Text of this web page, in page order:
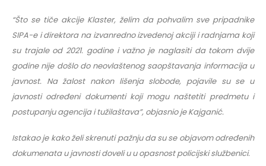
“Što se tiče akcije Klaster, želim da pohvalim sve pripadnike
SIPA-e i direktora na izvanredno izvedenoj akciji i radnjama koji
su trajale od 2021. godine i važno je naglasiti da tokom dvije
godine nije došlo do neovlaštenog saopštavanja informacija u
javnost. Na žalost nakon lišenja slobode, pojavile su se u
javnosti određeni dokumenti koji mogu naštetiti predmetu i
postupanju agencija i tužilaštava”, objasnio je Kajganić.
Istakao je kako želi skrenuti pažnju da su se objavom određenih
dokumenata u javnosti doveli u u opasnost policijski službenici.